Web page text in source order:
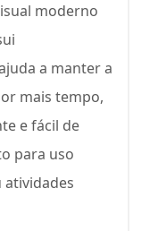
moderno
a manter a
mais tempo,
e fácil de
para uso
atividades